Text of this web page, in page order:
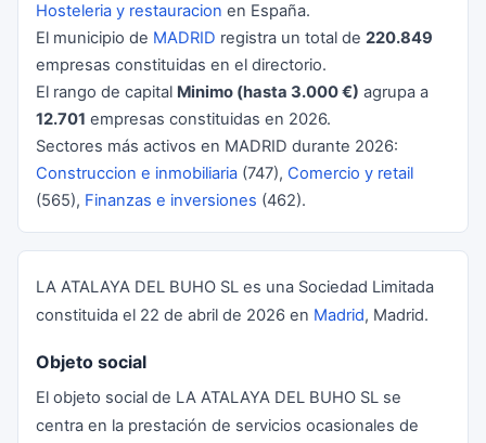
Hosteleria y restauracion en España.
El municipio de MADRID registra un total de 220.849
empresas constituidas en el directorio.
El rango de capital Minimo (hasta 3.000 €) agrupa a
12.701 empresas constituidas en 2026.
Sectores más activos en MADRID durante 2026:
Construccion e inmobiliaria (747), Comercio y retail
(565), Finanzas e inversiones (462).
LA ATALAYA DEL BUHO SL es una Sociedad Limitada
constituida el 22 de abril de 2026 en Madrid, Madrid.
Objeto social
El objeto social de LA ATALAYA DEL BUHO SL se
centra en la prestación de servicios ocasionales de